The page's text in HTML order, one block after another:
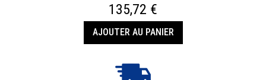
135,72 €
AJOUTER AU PANIER